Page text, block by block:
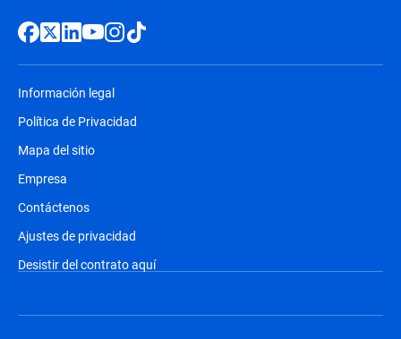
Información legal
Política de Privacidad
Mapa del sitio
Empresa
Contáctenos
Ajustes de privacidad
Desistir del contrato aquí